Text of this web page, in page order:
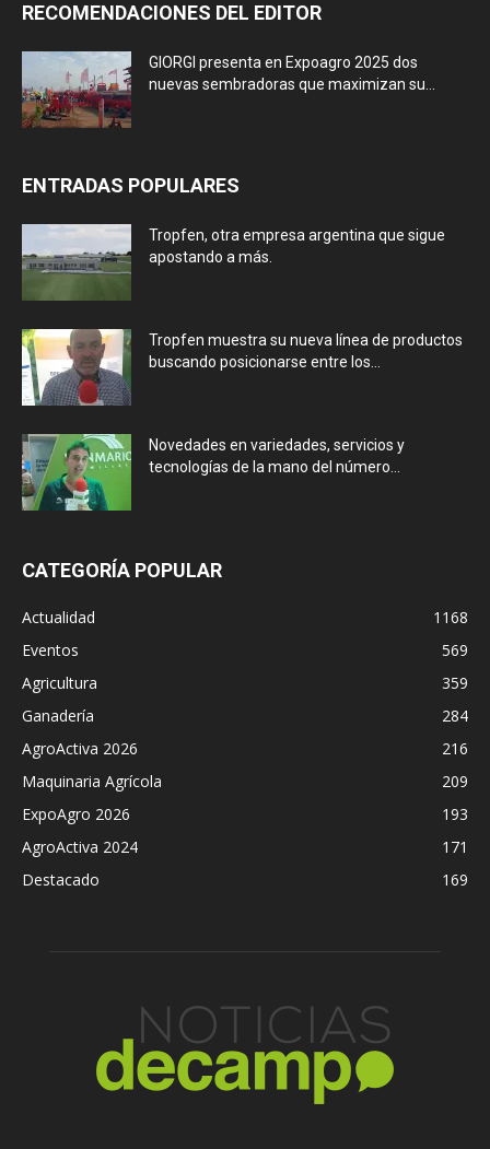
RECOMENDACIONES DEL EDITOR
GIORGI presenta en Expoagro 2025 dos
nuevas sembradoras que maximizan su...
ENTRADAS POPULARES
Tropfen, otra empresa argentina que sigue
apostando a más.
Tropfen muestra su nueva línea de productos
buscando posicionarse entre los...
Novedades en variedades, servicios y
tecnologías de la mano del número...
CATEGORÍA POPULAR
Actualidad
1168
Eventos
569
Agricultura
359
Ganadería
284
AgroActiva 2026
216
Maquinaria Agrícola
209
ExpoAgro 2026
193
AgroActiva 2024
171
Destacado
169